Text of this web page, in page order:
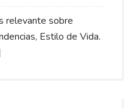
relevante sobre
Estilo de Vida.